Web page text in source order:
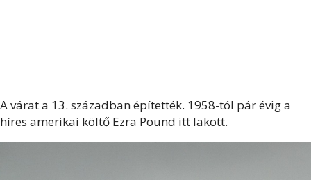
A várat a 13. században építették. 1958-tól pár évig a
híres amerikai költő Ezra Pound itt lakott.